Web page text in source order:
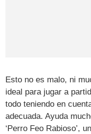
Esto no es malo, ni
ideal para jugar a
todo teniendo en
adecuada. Ayuda
‘Perro Feo Rabioso’,